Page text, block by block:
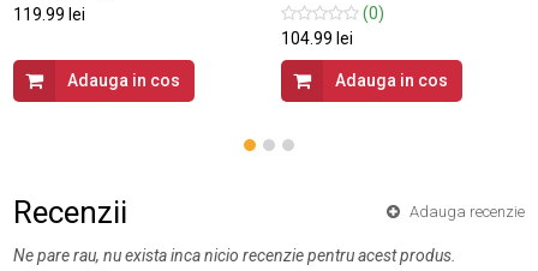
119.99 lei
Adauga in cos
(0)
104.99 lei
Adauga in cos
Recenzii Adauga recenzie
Ne pare rau, nu exista inca nicio recenzie pentru acest produs.